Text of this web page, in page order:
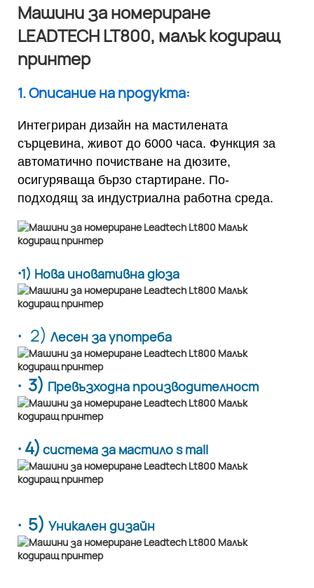
Машини за номериране
LEADTECH LT800, малък кодиращ
принтер
1. Описание на продукта:
Интегриран дизайн на мастилената
сърцевина, живот до 6000 часа. Функция за
автоматично почистване на дюзите,
осигуряваща бързо стартиране. По-
подходящ за индустриална работна среда.
·1) Нова иновативна дюза
· 2) Лесен за употреба
· 3) Превъзходна производителност
· 4) система за мастило s mall
· 5) Уникален дизайн